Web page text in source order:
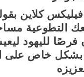
التطوعية
فرصًا لليهود
خاص على